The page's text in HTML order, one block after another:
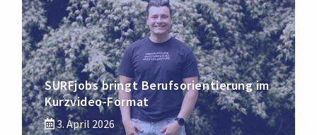
SURFjobs bringt Berufsorientierung im
Kurzvideo-Format
3. April 2026